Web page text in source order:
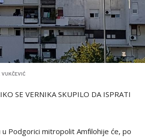
SE VERNIKA SKUPILO DA ISPRATI
u Podgorici mitropolit Amfilohije će, po